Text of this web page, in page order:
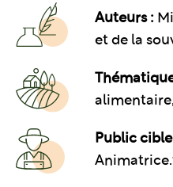
Auteurs :
et de la
alimentaire
Public